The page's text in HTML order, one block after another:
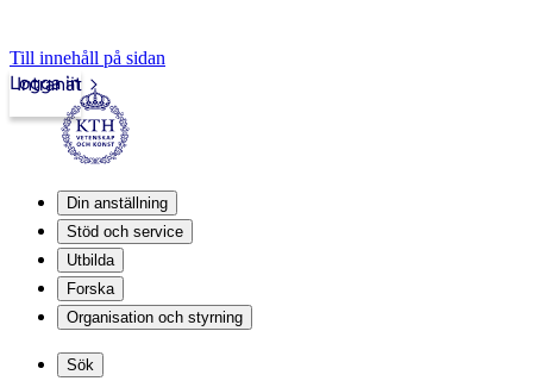
Till innehåll på sidan
Intranät
Logga in
Din anställning
Stöd och service
Utbilda
Forska
Organisation och styrning
Sök